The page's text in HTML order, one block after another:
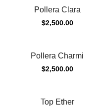
Pollera Clara
$2,500.00
Pollera Charmi
$2,500.00
Top Ether